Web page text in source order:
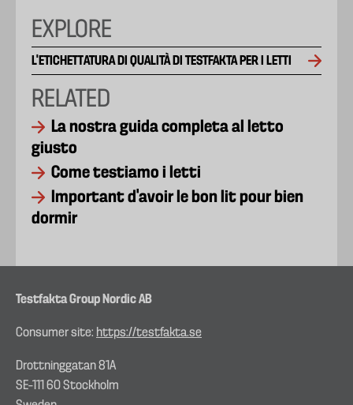
EXPLORE
L'ETICHETTATURA DI QUALITÀ DI TESTFAKTA PER I LETTI
RELATED
La nostra guida completa al letto
giusto
Come testiamo i letti
Important d'avoir le bon lit pour bien
dormir
Testfakta Group Nordic AB
Consumer site: https://testfakta.se
Drottninggatan 81A
SE–111 60 Stockholm